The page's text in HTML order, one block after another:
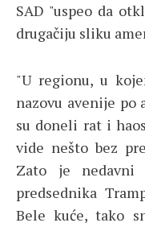
SAD "uspeo da
drugačiju sliku
"U regionu, u
nazovu avenije
su doneli rat i
vide nešto bez
Zato je nedavni
predsednika
Bele kuće, tako